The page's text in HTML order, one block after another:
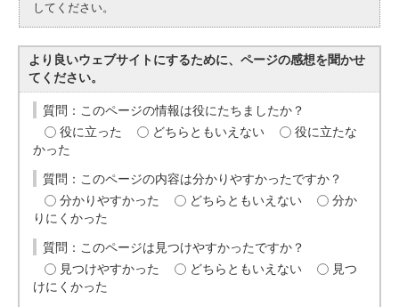
してください。
より良いウェブサイトにするために、ページの感想を聞かせ
てください。
質問：このページの情報は役にたちましたか？
役に立った
どちらともいえない
役に立たな
かった
質問：このページの内容は分かりやすかったですか？
分かりやすかった
どちらともいえない
分か
りにくかった
質問：このページは見つけやすかったですか？
見つけやすかった
どちらともいえない
見つ
けにくかった